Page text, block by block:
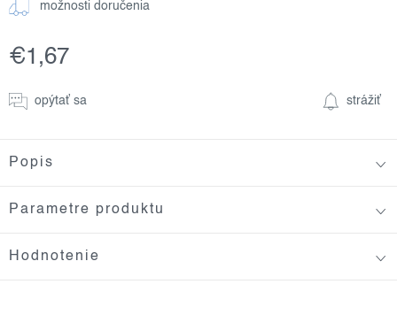
možnosti doručenia
€1,67
cena:opýtať sa strážiť
Popis
Parametre produktu
Hodnotenie